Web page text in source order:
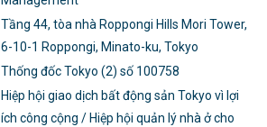
Tầng 44, tòa nhà Roppongi Hills Mori Tower,
6-10-1 Roppongi, Minato-ku, Tokyo
Thống đốc Tokyo (2) số 100758
Hiệp hội giao dịch bất động sản Tokyo vì lợi
ích công cộng / Hiệp hội quản lý nhà ở cho